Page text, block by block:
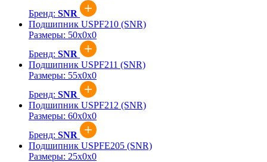
Бренд: SNR
Подшипник USPF210 (SNR)
Размеры: 50x0x0
Бренд: SNR
Подшипник USPF211 (SNR)
Размеры: 55x0x0
Бренд: SNR
Подшипник USPF212 (SNR)
Размеры: 60x0x0
Бренд: SNR
Подшипник USPFE205 (SNR)
Размеры: 25x0x0